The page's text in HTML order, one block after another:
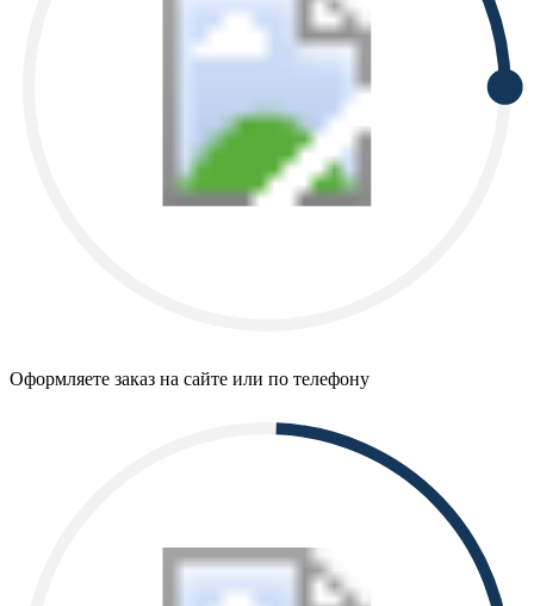
Оформляете заказ на сайте или по телефону